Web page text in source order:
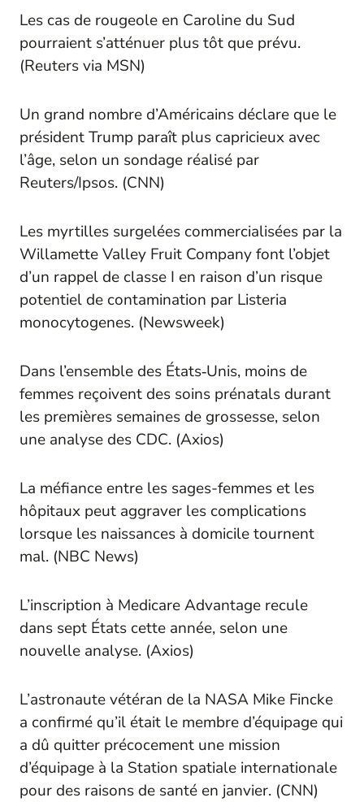
Les cas de rougeole en Caroline du Sud
pourraient s’atténuer plus tôt que prévu.
(Reutersvia MSN)
Un grand nombre d’Américains déclare que le
président Trump paraît plus capricieux avec
l’âge, selon un sondage réalisé par
Reuters/Ipsos. (CNN)
Les myrtilles surgelées commercialisées par la
Willamette Valley Fruit Company font l’objet
d’un rappel de classe I en raison d’un risque
potentiel de contamination par Listeria
monocytogenes. (Newsweek)
Dans l’ensemble des États‑Unis, moins de
femmes reçoivent des soins prénatals durant
les premières semaines de grossesse, selon
une analyse des CDC. (Axios)
La méfiance entre les sages-femmes et les
hôpitaux peut aggraver les complications
lorsque les naissances à domicile tournent
mal. (NBC News)
L’inscription à Medicare Advantage recule
dans sept États cette année, selon une
nouvelle analyse. (Axios)
L’astronaute vétéran de la NASA Mike Fincke
a confirmé qu’il était le membre d’équipage qui
a dû quitter précocement une mission
d’équipage à la Station spatiale internationale
pour des raisons de santé en janvier. (CNN)